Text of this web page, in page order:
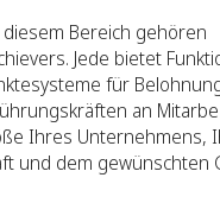
Bereich gehören
Jede bietet
für
an
Ihres Unternehmens,
und dem gewünschten